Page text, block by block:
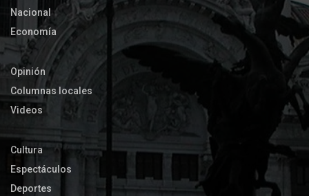
Nacional
Economía
Opinión
Columnas locales
Videos
Cultura
Espectáculos
Deportes